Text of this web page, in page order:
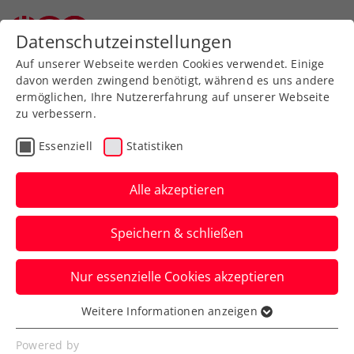
Zurück zur Newsübersicht
Turniere
„Ich bin selbst mein
größter Kritiker“: Neil
Oberleitner und der
gewonnene innere Kampf
Mit dem Premieren-Einzeltitel in Veigy-
Foncenex hat es sich das ÖTV-Ass selbst
bewiesen und Selbstzweifel beseitigt.
Datenschutzeinstellungen
Auf unserer Webseite werden Cookies verwendet. Einige
davon werden zwingend benötigt, während es uns andere
ermöglichen, Ihre Nutzererfahrung auf unserer Webseite
zu verbessern.
Essenziell Statistiken
Alle akzeptieren
Speichern & schließen
Nur essenzielle Cookies akzeptieren
Essenziell
Essenzielle Cookies werden für grundlegende
Weitere Informationen anzeigen
Powered by